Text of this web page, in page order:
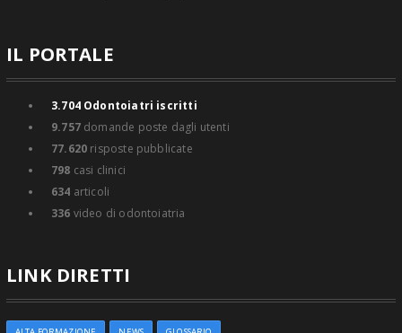
IL PORTALE
3.704Odontoiatri iscritti
9.757domande poste dagli utenti
77.620 risposte pubblicate
798 casi clinici
634 articoli
336 video di odontoiatria
LINK DIRETTI